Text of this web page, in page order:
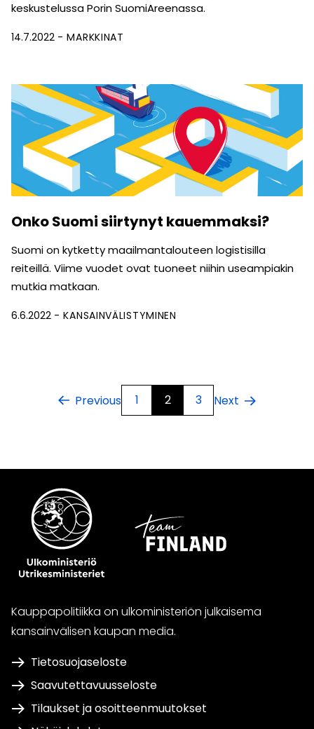
keskustelussa Porin SuomiAreenassa.
14.7.2022 MARKKINAT
Onko Suomi siirtynyt kauemmaksi?
Suomi on kytketty maailman­talouteen logistisilla
reiteillä. Viime vuodet ovat tuoneet niihin useampiakin
mutkia matkaan.
6.6.2022 KANSAINVÄLISTYMINEN
Previous 1 2 3 Next
Kauppapolitiikka on ulkoministeriön julkaisema
kansainvälisen kaupan media.
Tietosuojaseloste
Saavutettavuusseloste
Tilaukset ja osoitteenmuutokset